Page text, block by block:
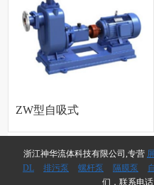
ZW型自吸式
无堵塞排污
浙江神华流体科技有限公司,专营
DL
排污泵 螺杆泵 隔膜泵
们，联系电话